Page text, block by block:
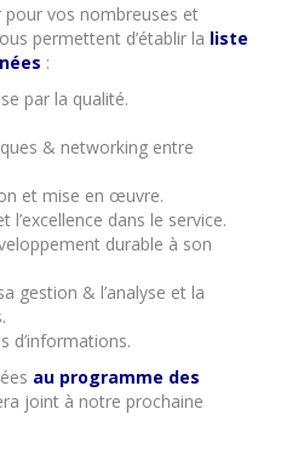
vos nombreuses et
permettent d’établir la liste
:
par la qualité.
& networking entre
et mise en œuvre.
l’excellence dans le service.
durable à son
gestion & l’analyse et la
d’informations.
au programme des
joint à notre prochaine